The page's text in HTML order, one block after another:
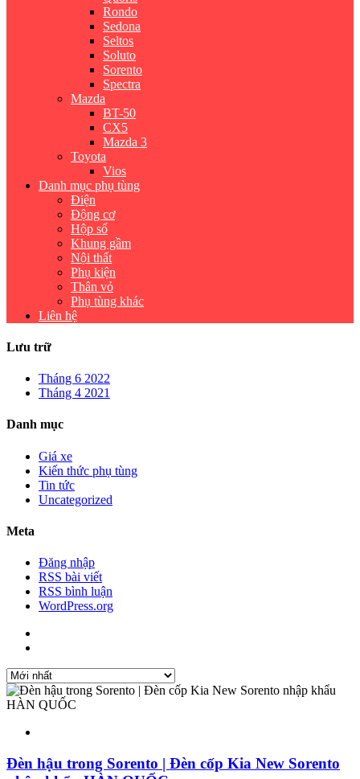
Rondo
Sedona
Seltos
Soluto
Sorento
Spectra
Mazda
BT-50
CX5
Mazda 3
Toyota
Vios
Danh mục phụ tùng
Điện
Động cơ
Hộp số
Khung gầm
Nội thất
Phụ kiện
Thân vỏ
Phụ tùng khác
Liên hệ
Lưu trữ
Tháng 6 2022
Tháng 4 2021
Danh mục
Giá xe
Kiến thức phụ tùng
Tin tức
Uncategorized
Meta
Đăng nhập
RSS bài viết
RSS bình luận
WordPress.org
Đèn hậu trong Sorento | Đèn cốp Kia New Sorento